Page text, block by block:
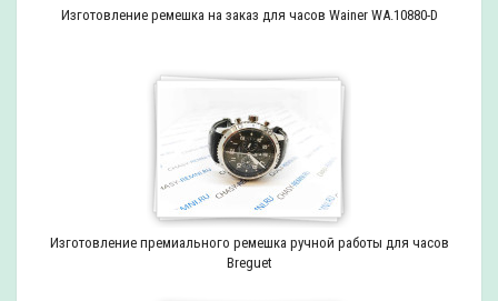
Изготовление ремешка на заказ для часов Wainer WA.10880-D
Изготовление премиального ремешка ручной работы для часов
Breguet